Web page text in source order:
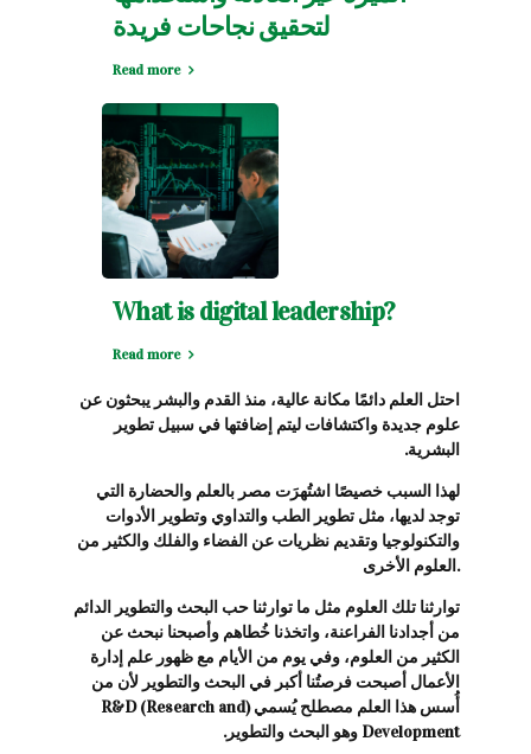
لتحقيق نجاحات فريدة
Read more
What is digital leadership?
Read more
احتل العلم دائمًا مكانة عالية، منذ القدم والبشر يبحثون عن
علوم جديدة واكتشافات ليتم إضافتها في سبيل تطوير
البشرية.
لهذا السبب خصيصًا اشتُهرَت مصر بالعلم والحضارة التي
توجد لديها، مثل تطوير الطب والتداوي وتطوير الأدوات
والتكنولوجيا وتقديم نظريات عن الفضاء والفلك والكثير من
العلوم الأخرى.
توارثنا تلك العلوم مثل ما توارثنا حب البحث والتطوير الدائم
من أجدادنا الفراعنة، واتخذنا خُطاهم وأصبحنا نبحث عن
الكثير من العلوم، وفي يوم من الأيام مع ظهور علم إدارة
الأعمال أصبحت فرصتُنا أكبر في البحث والتطوير لأن من
أُسس هذا العلم مصطلح يُسمي (R&D (Research and
Development وهو البحث والتطوير.